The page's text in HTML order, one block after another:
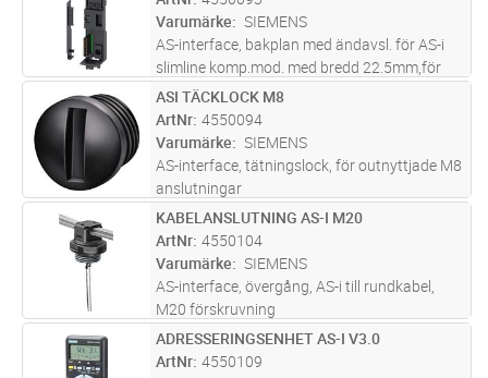
Varumärke
SIEMENS
AS-interface, bakplan med ändavsl. för AS-i
slimline komp.mod. med bredd 22.5mm,för
sammanslutning av AS-i bus och 24VDC
ST Lägg i kundvagn
ASI TÄCKLOCK M8
ArtNr 4550094
Varumärke
SIEMENS
AS-interface, tätningslock, för outnyttjade M8
anslutningar
ST Lägg i kundvagn
KABELANSLUTNING AS-I M20
ArtNr 4550104
Varumärke
SIEMENS
AS-interface, övergång, AS-i till rundkabel,
M20 förskruvning
ST Lägg i kundvagn
ADRESSERINGSENHET AS-I V3.0
ArtNr 4550109